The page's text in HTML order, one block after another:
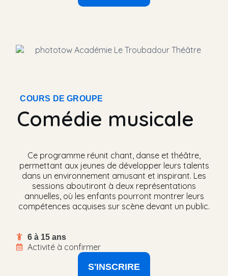
COURS DE GROUPE
Comédie musicale
Ce programme réunit chant, danse et théâtre,
permettant aux jeunes de développer leurs talents
dans un environnement amusant et inspirant. Les
sessions aboutiront à deux représentations
annuelles, où les enfants pourront montrer leurs
compétences acquises sur scène devant un public.
6 à 15 ans
Activité à confirmer
S'INSCRIRE